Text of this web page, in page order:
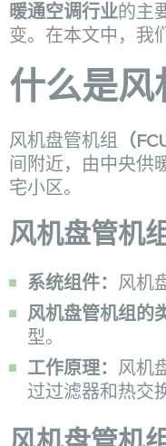
暖通空调行业的主
变。在本文中，我
什么是风
风机盘管机组 （
间附近，由中央供
宅小区。
风机盘管机
系统组件： 风机
风机盘管机组的
型。
工作原理： 风机
过过滤器和热交